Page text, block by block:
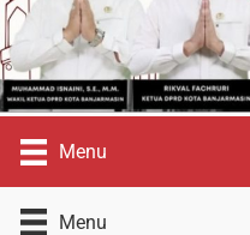
Menu
Menu